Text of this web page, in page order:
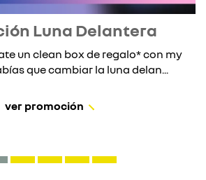
Luna Delantera
un clean box de regalo* con my
que cambiar la luna delan...
ver promoción